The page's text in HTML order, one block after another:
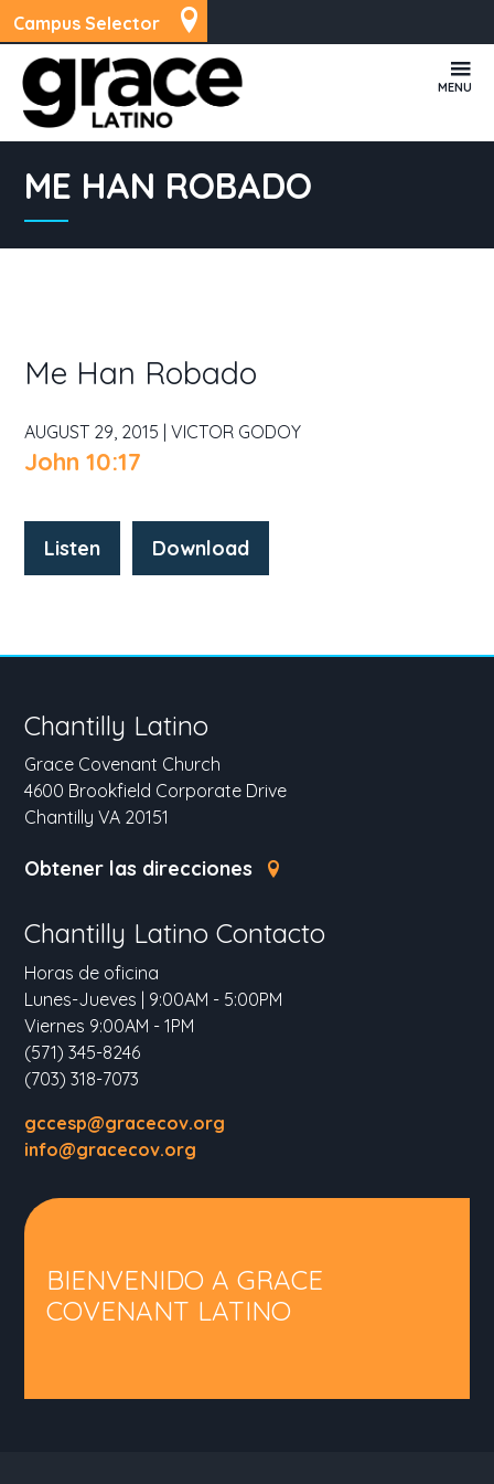
Campus Selector
MENU
ME HAN ROBADO
Me Han Robado
AUGUST 29, 2015 | VICTOR GODOY
John 10:17
Listen Download
Chantilly Latino
Grace Covenant Church
4600 Brookfield Corporate Drive
Chantilly VA 20151
Obtener las direcciones
Chantilly Latino Contacto
Horas de oficina
Lunes-Jueves | 9:00AM - 5:00PM
Viernes 9:00AM - 1PM
(571) 345-8246
(703) 318-7073
gccesp@gracecov.org
info@gracecov.org
BIENVENIDO A GRACE
COVENANT LATINO